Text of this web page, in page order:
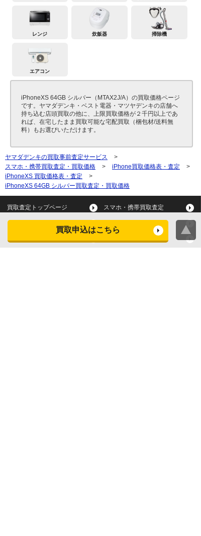
買取申込はこちら
レンジ 炊飯器 掃除機
エアコン
iPhoneXS 64GB シルバー（MTAX2J/A）の買取価格ページ
です。ヤマダデンキ・ベスト電器・マツヤデンキの店舗へ
持ち込む店頭買取の他に、上限買取価格が２千円以上であ
れば、在宅したまま買取可能な宅配買取（梱包材/送料無
料）もお選びいただけます。
ヤマダデンキの買取事前査定サービス
>
スマホ・携帯買取査定・買取価格
> iPhone買取価格表・査定
>
iPhoneXS 買取価格表・査定
>
iPhoneXS 64GB シルバー買取査定・買取価格
買取査定トップページ スマホ・携帯買取査定
タブレット買取査定
スマートウォッチ買取査定